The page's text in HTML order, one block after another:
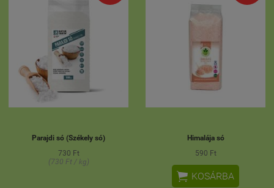
Parajdi só (Székely só)
730 Ft
(730 Ft / kg)
Himalája só
590 Ft
 KOSÁRBA